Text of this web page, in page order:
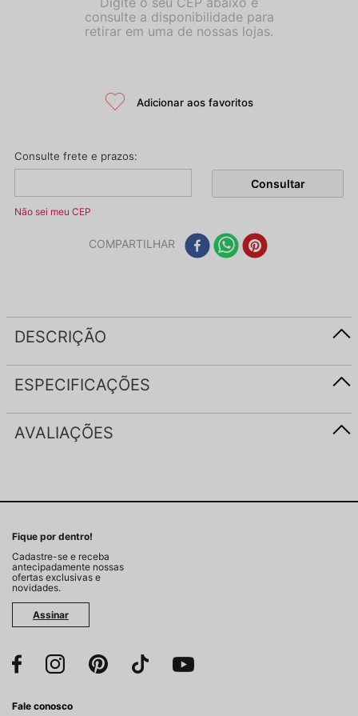
Não sei meu CEP
COMPARTILHAR
DESCRIÇÃO
ESPECIFICAÇÕES
AVALIAÇÕES
Fique por dentro!
Cadastre-se e receba
antecipadamente nossas
ofertas exclusivas e
novidades.
Assinar
Fale conosco